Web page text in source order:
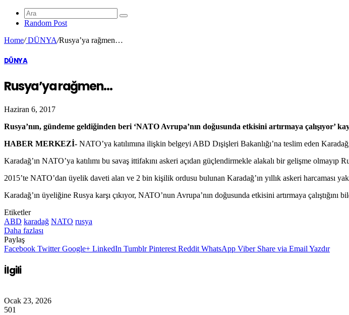
Random Post
Home/DÜNYA/Rusya’ya rağmen…
DÜNYA
Rusya’ya rağmen…
Haziran 6, 2017
Rusya’nın, gündeme geldiğinden beri ‘NATO Avrupa’nın doğusunda etkisini artırmaya çalışıyor’
HABER MERKEZİ- NATO’ya katılımına ilişkin belgeyi ABD Dışişleri Bakanlığı’na teslim eden
Karadağ’ın NATO’ya katılımı bu savaş ittifakını askeri açıdan güçlendirmekle alakalı bir gelişme olmayıp
2015’te NATO’dan üyelik daveti alan ve 2 bin kişilik ordusu bulunan Karadağ’ın yıllık askeri harcaması
Karadağ’ın üyeliğine Rusya karşı çıkıyor, NATO’nun Avrupa’nın doğusunda etkisini artırmaya
Etiketler
ABD karadağ NATO rusya
Daha fazlası
Paylaş
Facebook Twitter Google+ LinkedIn Tumblr Pinterest Reddit WhatsApp Viber Share via Email Yazdır
İlgili
Ocak 23, 2026
501